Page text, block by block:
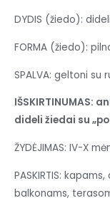
DYDIS (žiedo):
FORMA (žiedo):
SPALVA: geltoni su
IŠSKIRTINUMAS:
dideli žiedai su
ŽYDĖJIMAS: IV-X
PASKIRTIS:
balkonams,